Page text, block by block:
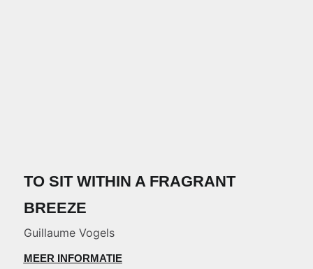
TO SIT WITHIN A FRAGRANT
BREEZE
Guillaume Vogels
MEER INFORMATIE